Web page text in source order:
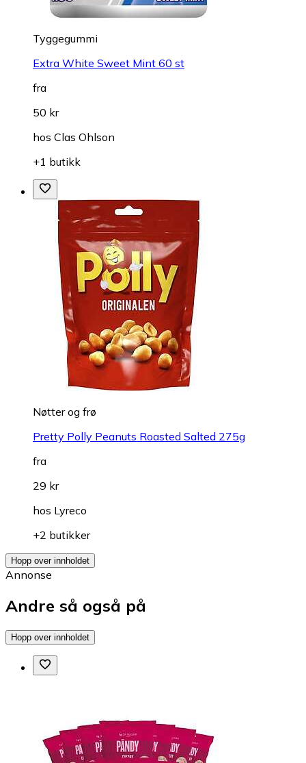
Tyggegummi
Extra White Sweet Mint 60 st
fra
50 kr
hos Clas Ohlson
+1 butikk
Nøtter og frø
Pretty Polly Peanuts Roasted Salted 275g
fra
29 kr
hos Lyreco
+2 butikker
Hopp over innholdet
Annonse
Andre så også på
Hopp over innholdet